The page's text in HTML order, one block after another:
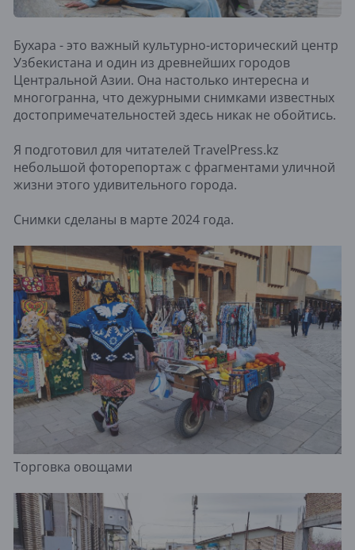
Бухара - это важный культурно-исторический центр
Узбекистана и один из древнейших городов
Центральной Азии. Она настолько интересна и
многогранна, что дежурными снимками известных
достопримечательностей здесь никак не обойтись.
Я подготовил для читателей TravelPress.kz
небольшой фоторепортаж с фрагментами уличной
жизни этого удивительного города.
Снимки сделаны в марте 2024 года.
Торговка овощами